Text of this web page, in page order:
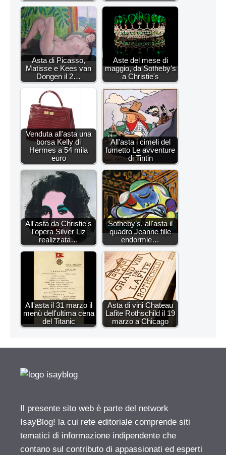
Asta di Picasso,
Matisse e Kees van
Dongen il 2…
Aste del mese di
maggio, da Sotheby's
a Christie's
Venduta all'asta una
borsa Kelly di
Hermes a 54 mila
euro
All'asta i cimeli del
fumetto Le avventure
di Tintin
All'asta da Christie's
l'opera Silver Liz
realizzata…
Sotheby’s, all'asta il
quadro Jeanne fille
endormie…
All'asta il 31 marzo il
menù dell'ultima cena
del Titanic
Asta di vini Chateau
Lafite Rothschild il 19
marzo a Chicago
Il presente sito web è parte del network
IsayBlog! la cui rete editoriale comprende siti
tematici di informazione indipendente che
contano sul contributo di appassionati ed esperti